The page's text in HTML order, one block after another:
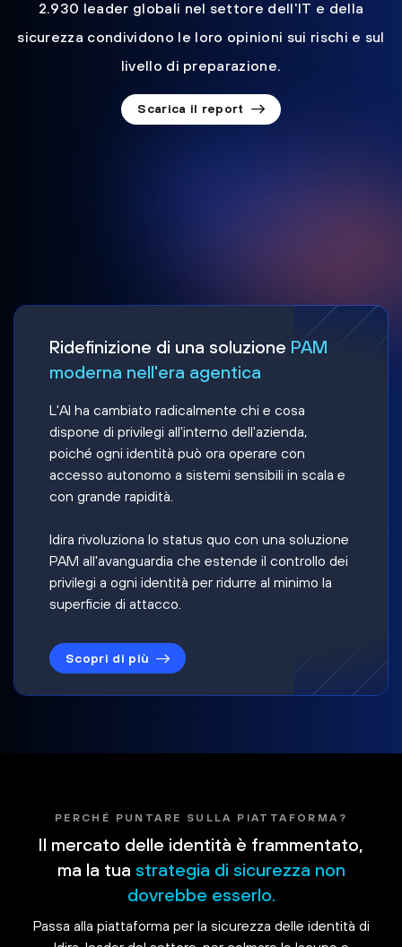
2.930 leader globali nel settore dell'IT e della
sicurezza condividono le loro opinioni sui rischi e sul
livello di preparazione.
Scarica il report
Ridefinizione di una soluzione PAM
moderna nell'era agentica
L'AI ha cambiato radicalmente chi e cosa
dispone di privilegi all'interno dell'azienda,
poiché ogni identità può ora operare con
accesso autonomo a sistemi sensibili in scala e
con grande rapidità.
Idira rivoluziona lo status quo con una soluzione
PAM all'avanguardia che estende il controllo dei
privilegi a ogni identità per ridurre al minimo la
superficie di attacco.
Scopri di più
PERCHÉ PUNTARE SULLA PIATTAFORMA?
Il mercato delle identità è frammentato,
ma la tua strategia di sicurezza non
dovrebbe esserlo.
Passa alla piattaforma per la sicurezza delle identità di